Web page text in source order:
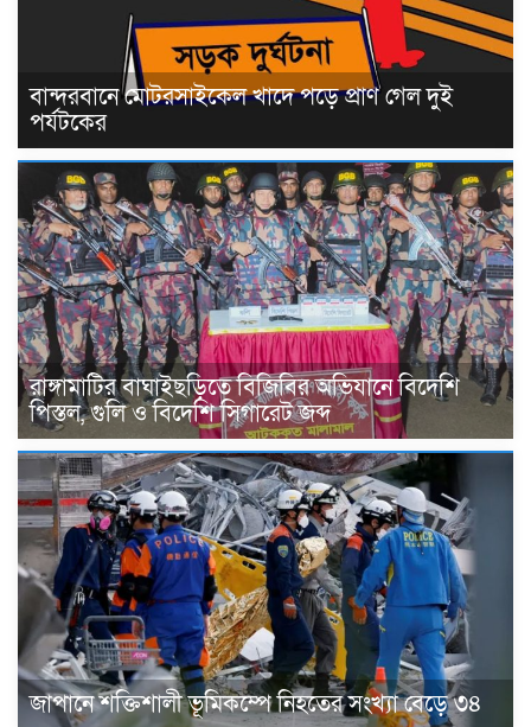
বান্দরবানে মোটরসাইকেল খাদে পড়ে প্রাণ গেল দুই
পর্যটকের
রাঙ্গামাটির বাঘাইছড়িতে বিজিবির অভিযানে বিদেশি
পিস্তল, গুলি ও বিদেশি সিগারেট জব্দ
জাপানে শক্তিশালী ভূমিকম্পে নিহতের সংখ্যা বেড়ে ৩৪